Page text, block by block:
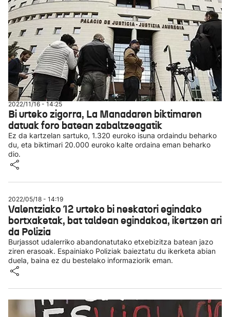
2022/11/16 - 14:25
Bi urteko zigorra, La Manadaren biktimaren
datuak foro batean zabaltzeagatik
Ez da kartzelan sartuko, 1.320 euroko isuna ordaindu beharko
du, eta biktimari 20.000 euroko kalte ordaina eman beharko
dio.
2022/05/18 - 14:19
Valentziako 12 urteko bi neskatori egindako
bortxaketak, bat taldean egindakoa, ikertzen ari
da Polizia
Burjassot udalerriko abandonatutako etxebizitza batean jazo
ziren erasoak. Espainiako Poliziak baieztatu du ikerketa abian
duela, baina ez du bestelako informaziorik eman.